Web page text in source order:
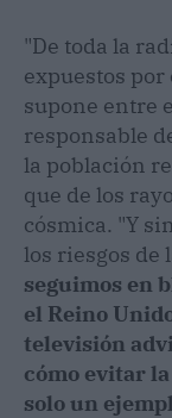
"De toda la
expuestos
supone entre
responsable
la población
que de los
cósmica. "Y
los riesgos de
seguimos en
el Reino
televisión
cómo evitar
solo un